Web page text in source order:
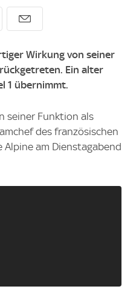
Wirkung von seiner
Ein alter
1 übernimmt.
seiner Funktion als
des französischen
Alpine am Dienstagabend